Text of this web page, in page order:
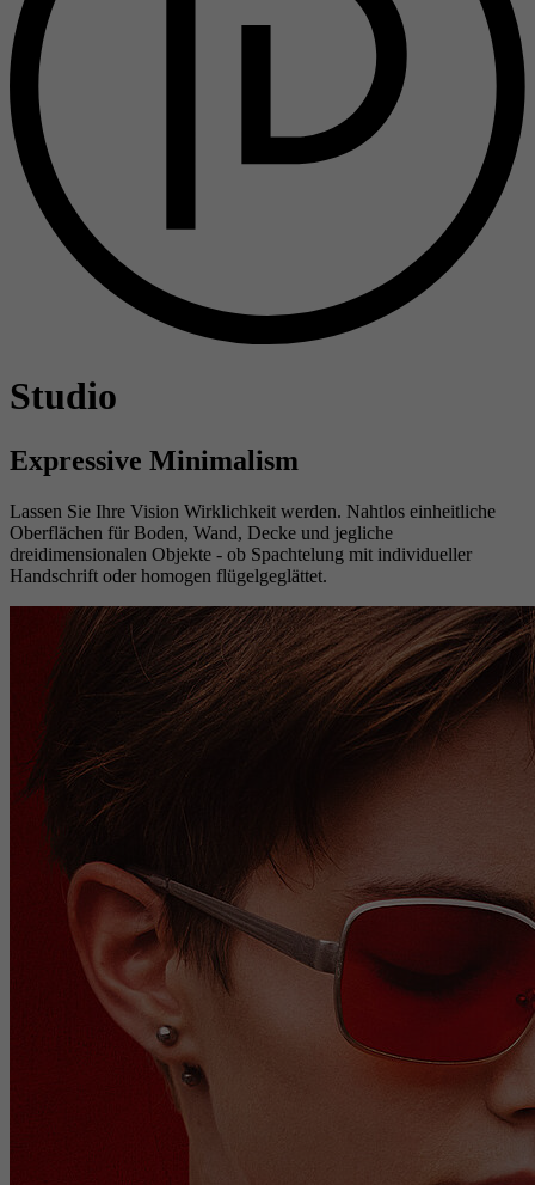
Studio
Expressive Minimalism
Lassen Sie Ihre Vision Wirklichkeit werden. Nahtlos einheitliche
Oberflächen für Boden, Wand, Decke und jegliche
dreidimensionalen Objekte - ob Spachtelung mit individueller
Handschrift oder homogen flügelgeglättet.